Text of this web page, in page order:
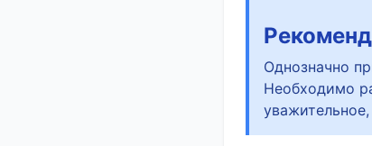
Однозначно
Необходимо